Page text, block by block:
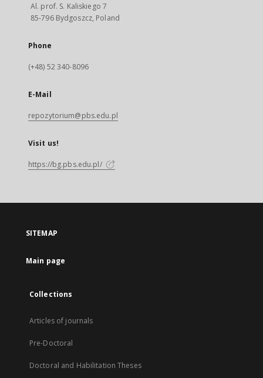
Al. prof. S. Kaliskiego 7
85-796 Bydgoszcz, Poland
Phone
(+48) 52 340-8096
E-Mail
repozytorium@pbs.edu.pl
Visit us!
https://bg.pbs.edu.pl/
SITEMAP
Main page
Collections
Articles of journals
Pre-Doctoral
Doctoral and Habilitation Theses